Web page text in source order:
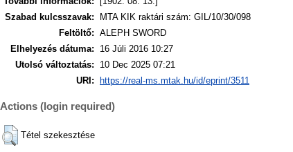
Szabad kulcsszavak:
MTA KIK raktári szám: GIL/10/30/098
Feltöltő: ALEPH SWORD
Elhelyezés dátuma:
16 Júli 2016 10:27
Utolsó változtatás:
10 Dec 2025 07:21
URI:
https://real-ms.mtak.hu/id/eprint/3511
Actions (login required)
Tétel szekesztése